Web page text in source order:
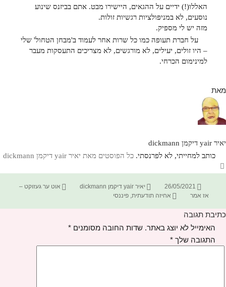
האללו(!) ידיים על ההגאים, היישירו מבט. אתם בביזנס שינוע
נוסעים, לא במניפולציות רגשיות זולות.
מזה יש לי מספיק.
על חברת תעופה כמו כל שרות אחר לעמוד ב'מבחן הטחול' שלי
– היו זולים, יעילים, לא מורגשים, לא מצריכים התעסקות מעבר
למינימום הכרחי.
מאת
יאיר yair דיקמן dickmann
כותב למחייתי, לא לפרנסתי. כל הפוסטים מאת יאיר yair דיקמן dickmann‏
פורסם
בתאריך
26/05/2021 מחבר
יאיר yair דיקמן dickmann קטגוריות
אוט ער געזוקט –
אז אמר
תגיות
אחיזה תודעתית,פיננסי
כתיבת תגובה
האימייל לא יוצג באתר. שדות החובה מסומנים *
התגובה שלך *